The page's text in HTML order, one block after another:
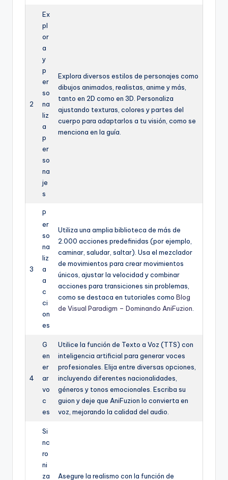
2
Ex
pl
or
a
y
p
er
so
na
liz
a
p
er
so
na
je
s
Explora diversos estilos de personajes como
dibujos animados, realistas, anime y más,
tanto en 2D como en 3D. Personaliza
ajustando texturas, colores y partes del
cuerpo para adaptarlos a tu visión, como se
menciona en la guía.
3
P
er
so
na
liz
a
a
c
ci
on
es
Utiliza una amplia biblioteca de más de
2.000 acciones predefinidas (por ejemplo,
caminar, saludar, saltar). Usa el mezclador
de movimientos para crear movimientos
únicos, ajustar la velocidad y combinar
acciones para transiciones sin problemas,
como se destaca en tutoriales como Blog
de Visual Paradigm – Dominando AniFuzion.
4
G
en
er
ar
vo
c
es
Utilice la función de Texto a Voz (TTS) con
inteligencia artificial para generar voces
profesionales. Elija entre diversas opciones,
incluyendo diferentes nacionalidades,
géneros y tonos emocionales. Escriba su
guion y deje que AniFuzion lo convierta en
voz, mejorando la calidad del audio.
Si
nc
ro
ni
za
Asegure la realismo con la función de